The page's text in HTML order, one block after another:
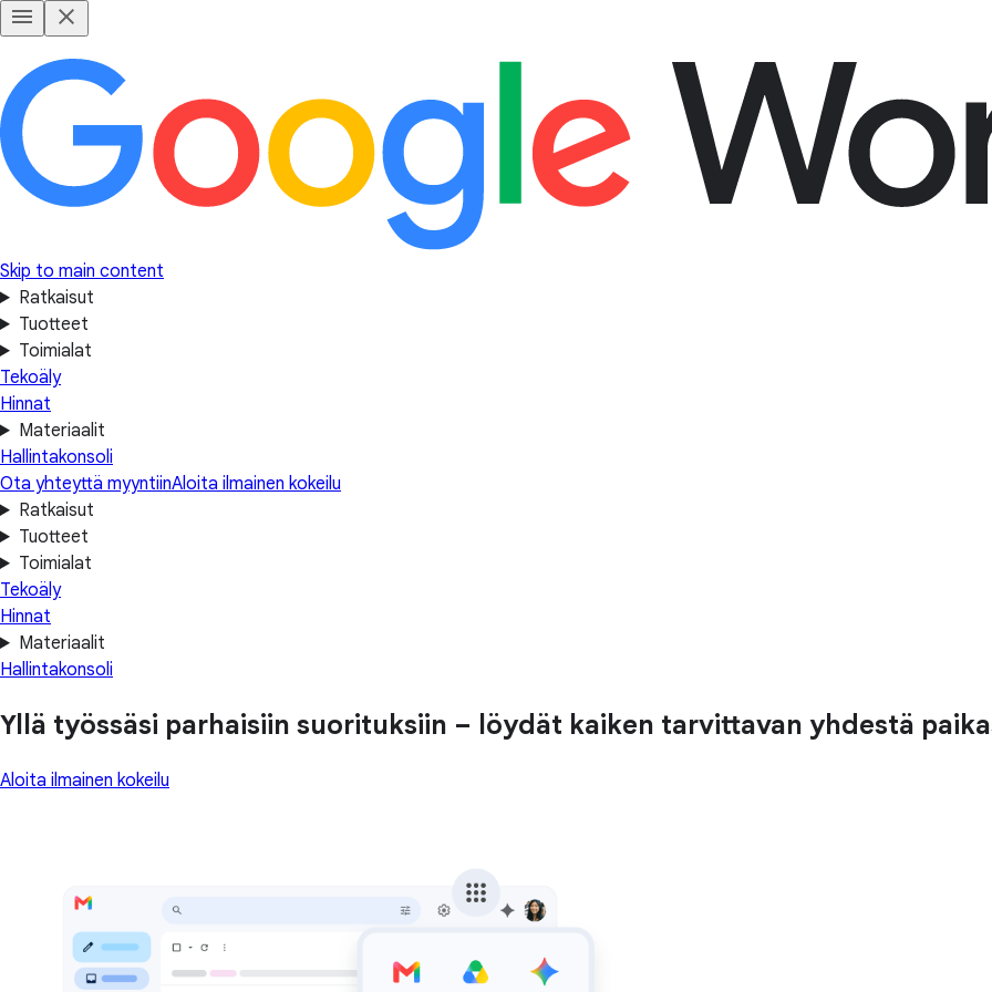
Skip to main content
Ratkaisut
Tuotteet
Toimialat
Tekoäly
Hinnat
Materiaalit
Hallintakonsoli
Ota yhteyttä myyntiinAloita ilmainen kokeilu
Ratkaisut
Tuotteet
Toimialat
Tekoäly
Hinnat
Materiaalit
Hallintakonsoli
Yllä työssäsi parhaisiin suorituksiin – löydät kaiken tarvittavan yhdestä
Aloita ilmainen kokeilu